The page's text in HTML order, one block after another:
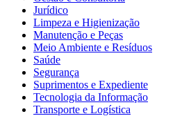
Jurídico
Limpeza e Higienização
Manutenção e Peças
Meio Ambiente e Resíduos
Saúde
Segurança
Suprimentos e Expediente
Tecnologia da Informação
Transporte e Logística